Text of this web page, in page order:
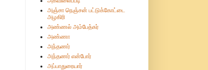
அஞ்சா நெஞ்சன் பட்டுக்கோட்டை
அழகிரி
அண்ணல் அம்பேத்கர்
அண்ணா
அந்தணர்
அந்தணர் என்போர்
அப்பாதுரையார்